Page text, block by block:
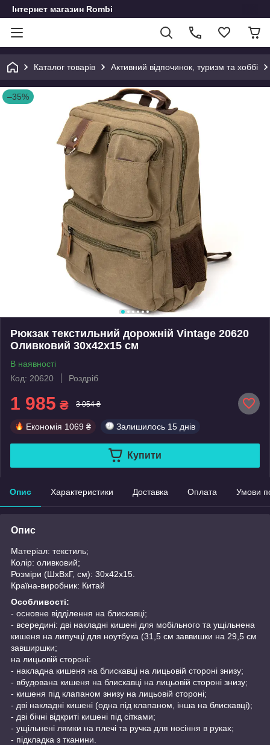
Інтернет магазин Rombi
Каталог товарів Активний відпочинок, туризм та хоббі
–35%
Рюкзак текстильний дорожній Vintage 20620
Оливковий 30х42х15 см
В наявності
Код: 20620
Роздріб
1 985 ₴ 3 054 ₴
Економія 1069 ₴ Залишилось 15 днів
Купити
Опис Характеристики Доставка Оплата Умови
Опис
Матеріал: текстиль;
Колір: оливковий;
Розміри (ШхВхГ, см): 30х42х15.
Країна-виробник: Китай
Особливості:
- основне відділення на блискавці;
- всередині: дві накладні кишені для мобільного та ущільнена
кишеня на липучці для ноутбука (31,5 см заввишки на 29,5 см
завширшки;
на лицьовій стороні:
- накладна кишеня на блискавці на лицьовій стороні знизу;
- вбудована кишеня на блискавці на лицьовій стороні знизу;
- кишеня під клапаном знизу на лицьовій стороні;
- дві накладні кишені (одна під клапаном, інша на блискавці);
- дві бічні відкриті кишені під сітками;
- ущільнені лямки на плечі та ручка для носіння в руках;
- підкладка з тканини.